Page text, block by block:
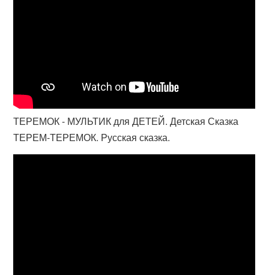
ТЕРЕМОК - МУЛЬТИК для ДЕТЕЙ. Детская Сказка
ТЕРЕМ-ТЕРЕМОК. Русская сказка.